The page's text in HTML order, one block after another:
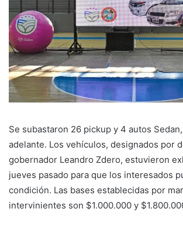
Se subastaron 26 pickup y 4 autos
adelante. Los vehículos, designados por
gobernador Leandro Zdero, estuvieron
jueves pasado para que los interesados
condición. Las bases establecidas por
intervinientes son $1.000.000 y